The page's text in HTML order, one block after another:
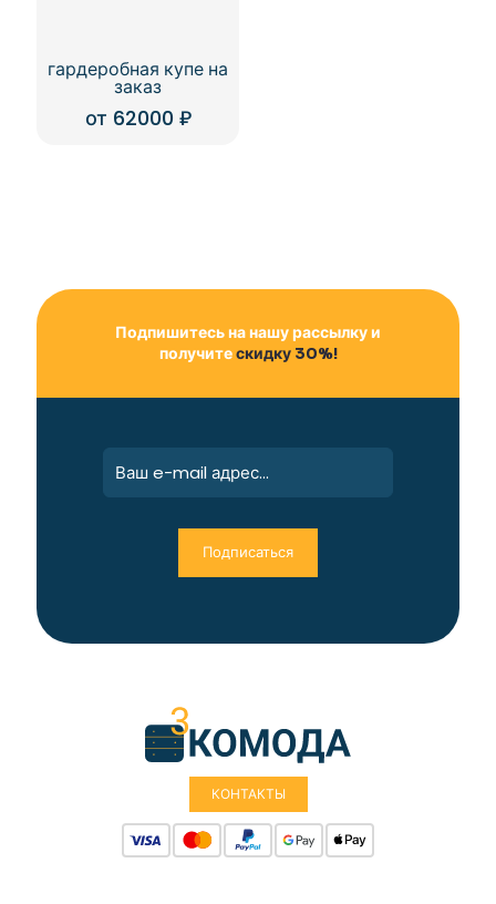
гардеробная купе на
заказ
от 62000 ₽
Подпишитесь на нашу рассылку и
получитескидку 30%!
КОНТАКТЫ